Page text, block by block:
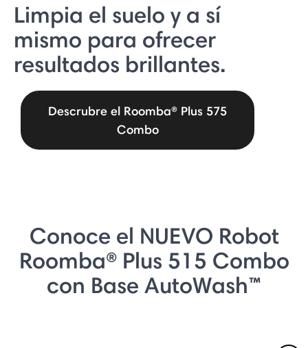
Limpia el suelo y a sí
mismo para ofrecer
resultados brillantes.
Descrubre el Roomba® Plus 575
Combo
Conoce el NUEVO Robot
Roomba® Plus 515 Combo
con Base AutoWash™